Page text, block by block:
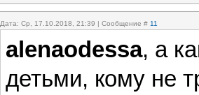
Дата: Ср, 17.10.2018, 21:39 | Сообщение # 11
alenaodessa, а
детьми, кому не